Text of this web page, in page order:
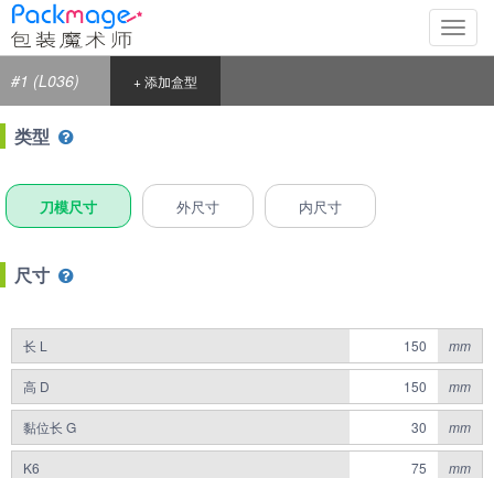
切
换
#1 (L036) + 添加盒型
类型
刀模尺寸 外尺寸 内尺寸
尺寸
长 L mm
高 D mm
黏位长 G mm
K6 mm